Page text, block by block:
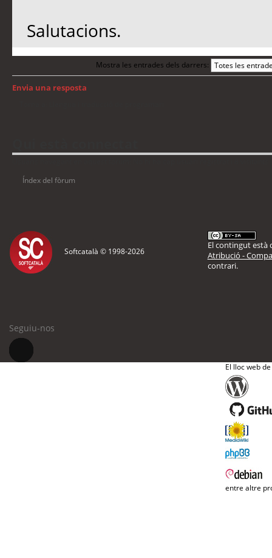
Salutacions.
Mostra les entrades dels darrers:
Envia una resposta
Índex del fòrum
Softcatalà © 1998-2026
El contingut està
Atribució -
contrari.
Seguiu-nos
El lloc web
entre altre